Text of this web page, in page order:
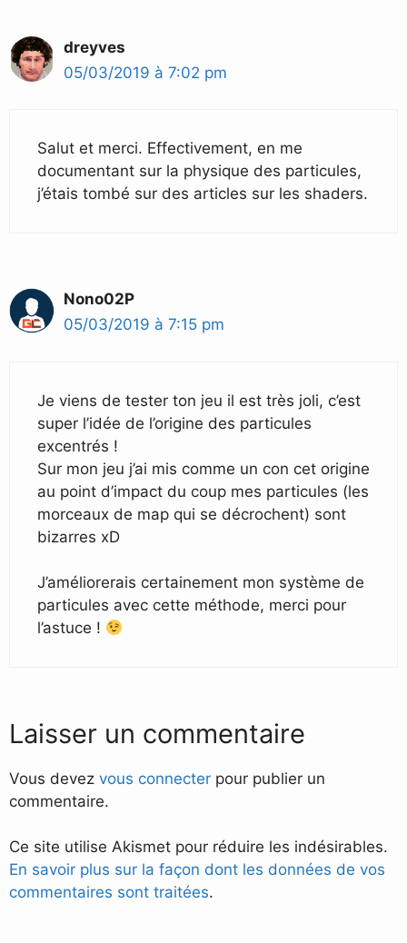
dreyves
05/03/2019 à 7:02 pm
Salut et merci. Effectivement, en me
documentant sur la physique des particules,
j’étais tombé sur des articles sur les shaders.
Nono02P
05/03/2019 à 7:15 pm
Je viens de tester ton jeu il est très joli, c’est
super l’idée de l’origine des particules
excentrés !
Sur mon jeu j’ai mis comme un con cet origine
au point d’impact du coup mes particules (les
morceaux de map qui se décrochent) sont
bizarres xD
J’améliorerais certainement mon système de
particules avec cette méthode, merci pour
l’astuce !
Laisser un commentaire
Vous devez vous connecter pour publier un
commentaire.
Ce site utilise Akismet pour réduire les indésirables.
En savoir plus sur la façon dont les données de vos
commentaires sont traitées.